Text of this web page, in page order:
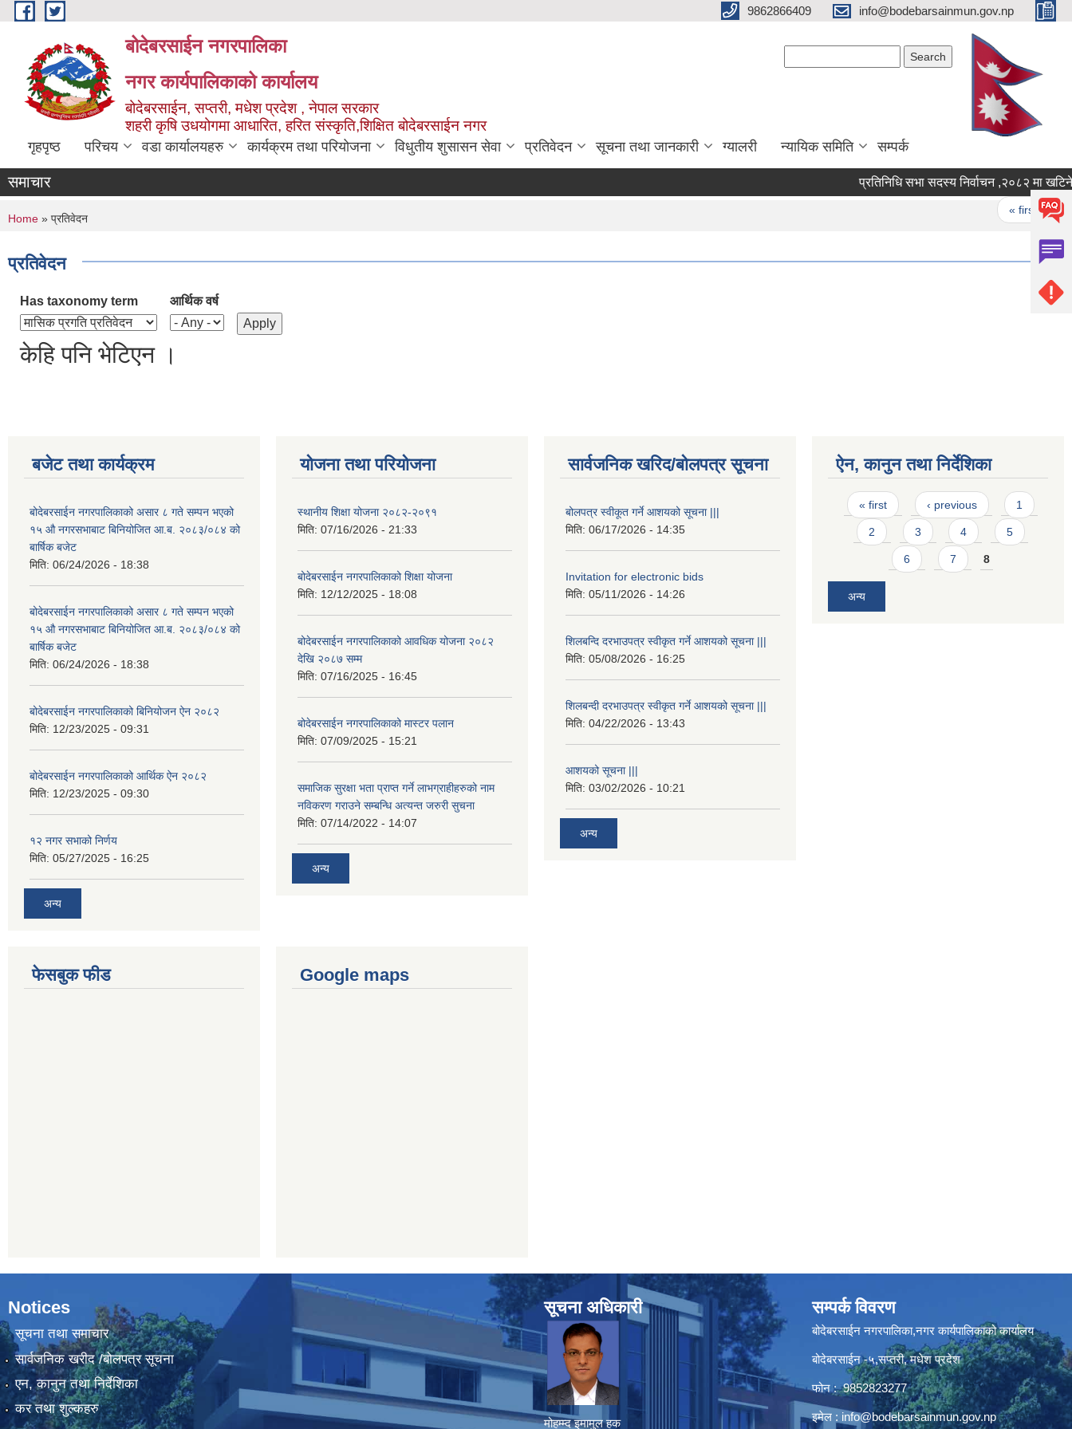
Skip to main content 9862866409 info@bodebarsainmun.gov.np
बोदेबरसाईन नगरपालिका
नगर कार्यपालिकाको कार्यालय
बोदेबरसाईन, सप्तरी, मधेश प्रदेश , नेपाल सरकार
शहरी कृषि उधयोगमा आधारित, हरित संस्कृति,शिक्षित बोदेबरसाईन नगर
गृहपृष्ठ परिचय वडा कार्यालयहरु कार्यक्रम तथा परियोजना विधुतीय शुसासन सेवा प्रतिवेदन सूचना तथा जानकारी ग्यालरी न्यायिक समिति सम्पर्क
समाचार प्रतिनिधि सभा सदस्य निर्वाचन
« first ‹
You are here
Home » प्रतिवेदन
प्रतिवेदन
Has taxonomy term आर्थिक वर्ष
केहि पनि भेटिएन ।
बजेट तथा कार्यक्रम
बोदेबरसाईन नगरपालिकाको असार ८ गते सम्पन भएको
१५ ‍‍‍औ नगरसभाबाट बिनियोजित आ.ब. २०८३/०८४ को
बार्षिक बजेट
मिति: 06/24/2026 - 18:38
बोदेबरसाईन नगरपालिकाको असार ८ गते सम्पन भएको
१५ ‍‍‍औ नगरसभाबाट बिनियोजित आ.ब. २०८३/०८४ को
बार्षिक बजेट
मिति: 06/24/2026 - 18:38
बोदेबरसाईन नगरपालिकाको बिनियोजन ऐन २०८२
मिति: 12/23/2025 - 09:31
बोदेबरसाईन नगरपालिकाको आर्थिक ऐन २०८२
मिति: 12/23/2025 - 09:30
१२ नगर सभाको निर्णय
मिति: 05/27/2025 - 16:25
अन्य
योजना तथा परियोजना
स्थानीय शिक्षा योजना २०८२-२०९१
मिति: 07/16/2026 - 21:33
बोदेबरसाईन नगरपालिकाको शिक्षा योजना
मिति: 12/12/2025 - 18:08
बोदेबरसाईन नगरपालिकाको आवधिक योजना २०८२
देखि २०८७ सम्म
मिति: 07/16/2025 - 16:45
बोदेबरसाईन नगरपालिकाको मास्टर पलान
मिति: 07/09/2025 - 15:21
समाजिक सुरक्षा भता प्राप्त गर्ने लाभग्राहीहरुको नाम
नविकरण गराउने सम्बन्धि अत्यन्त जरुरी सुचना
मिति: 07/14/2022 - 14:07
अन्य
सार्वजनिक खरिद/बोलपत्र सूचना
बोलपत्र स्वीकूत गर्ने आशयको सूचना |||
मिति: 06/17/2026 - 14:35
Invitation for electronic bids
मिति: 05/11/2026 - 14:26
शिलबन्दि दरभाउपत्र स्वीकृत गर्ने आशयको सूचना |||
मिति: 05/08/2026 - 16:25
शिलबन्दी दरभाउपत्र स्वीकृत गर्ने आशयको सूचना |||
मिति: 04/22/2026 - 13:43
आशयको सूचना |||
मिति: 03/02/2026 - 10:21
अन्य
ऐन, कानुन तथा निर्देशिका
Pages
« first ‹ previous 1
2 3 4 5
6 7 8
अन्य
फेसबुक फीड Google maps
Notices
सूचना तथा समाचार
सार्वजनिक खरीद /बोलपत्र सूचना
एन, कानुन तथा निर्देशिका
कर तथा शुल्कहरु
सूचना अधिकारी
मोहम्म्द इमामुल हक
सम्पर्क विवरण
बोदेबरसाईन नगरपालिका,नगर कार्यपालिकाको कार्यालय
बोदेबरसाईन -५,सप्तरी, मधेश प्रदेश
फोन : 9852823277
इमेल : info@bodebarsainmun.gov.np